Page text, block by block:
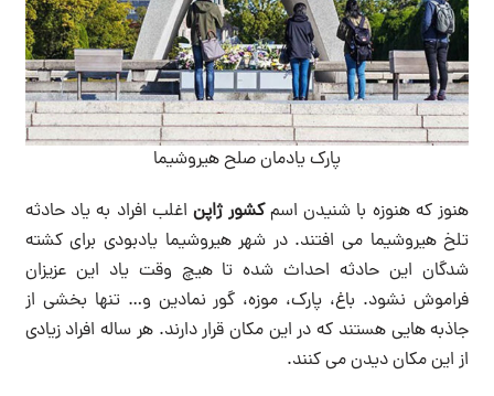
پارک یادمان صلح هیروشیما
هنوز که هنوزه با شنیدن اسمکشور ژاپناغلب افراد به یاد حادثه
تلخ هیروشیما می افتند. در شهر هیروشیما یادبودی برای کشته
شدگان این حادثه احداث شده تا هیچ وقت یاد این عزیزان
فراموش نشود. باغ، پارک، موزه، گور نمادین و… تنها بخشی از
جاذبه هایی هستند که در این مکان قرار دارند. هر ساله افراد زیادی
از این مکان دیدن می کنند.